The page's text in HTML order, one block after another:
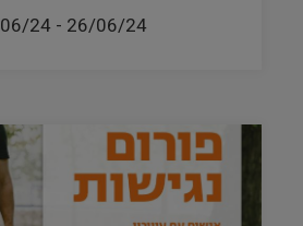
26/06/24
-
24